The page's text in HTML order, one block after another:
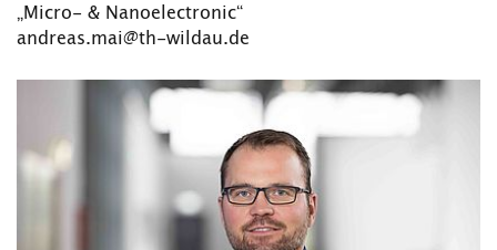
„Micro- & Nanoelectronic“
andreas.mai@th-wildau.de